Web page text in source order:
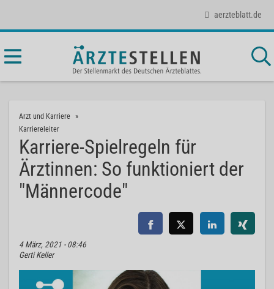
aerzteblatt.de
Arzt und Karriere
Karriereleiter
Karriere-Spielregeln für
Ärztinnen: So funktioniert der
"Männercode"
4 März, 2021 - 08:46
Gerti Keller